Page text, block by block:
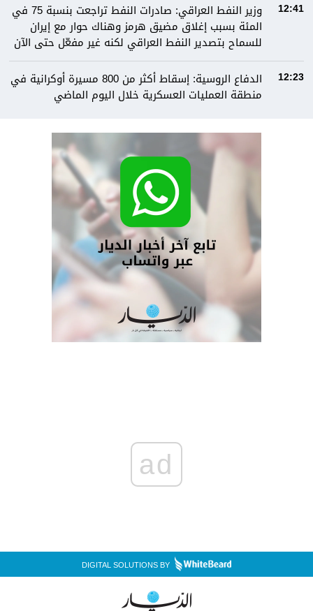
12:41
وزير النفط العراقي: صادرات النفط تراجعت بنسبة 75 في
المئة بسبب إغلاق مضيق هرمز وهناك حوار مع إيران
للسماح بتصدير النفط العراقي لكنه غير مفعّل حتى الآن
12:23
الدفاع الروسية: إسقاط أكثر من 800 مسيرة أوكرانية في
منطقة العمليات العسكرية خلال اليوم الماضي
ad
DIGITAL SOLUTIONS BY